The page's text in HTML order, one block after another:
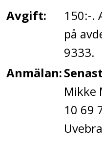
Avgift:
150:-.
på
9333.
Anmälan:
Mikke
10 69